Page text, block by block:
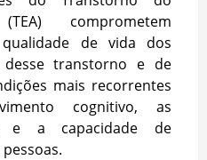
comprometem
de vida dos
desse transtorno e de
mais recorrentes
cognitivo, as
e a capacidade de